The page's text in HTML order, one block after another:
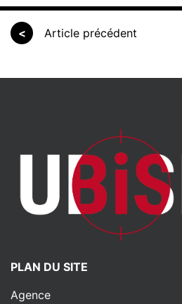
< Article précédent
PLAN DU SITE
Agence